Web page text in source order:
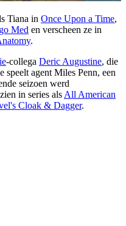
Tiana in Once Upon a Time,
Med en verscheen ze in
.
-collega Deric Augustine, die
speelt agent Miles Penn, een
seizoen werd
in series als All American
Cloak & Dagger.